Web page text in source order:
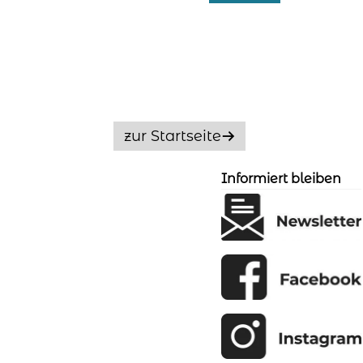
35,00 €
zur Startseite
Informiert bleiben